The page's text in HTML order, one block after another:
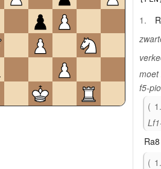
1.
moet
f5-
1.
Ra8
1.